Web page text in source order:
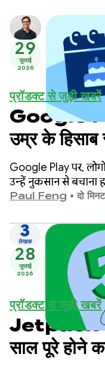
29
जुलाई
2026
प्रॉडक्ट से जुड़ी खबरें
Google
उम्र के
Google Play पर,
उन्हें नुकसान से बचाना
Paul Feng • दो
3
लेखक
28
जुलाई
2026
प्रॉडक्ट से जुड़ी खबरें
Jetpack
साल पूरे होने